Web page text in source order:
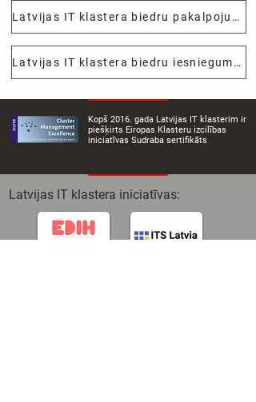
Latvijas IT klastera biedru pakalpojumu katalogs
Latvijas IT klastera biedru iesnieguma veidlapa
Kopš 2016. gada Latvijas IT klasterim ir
piešķirts Eiropas Klasteru izcilības
iniciatīvas Sudraba sertifikāts
Latvijas IT klastera iniciatīvas: